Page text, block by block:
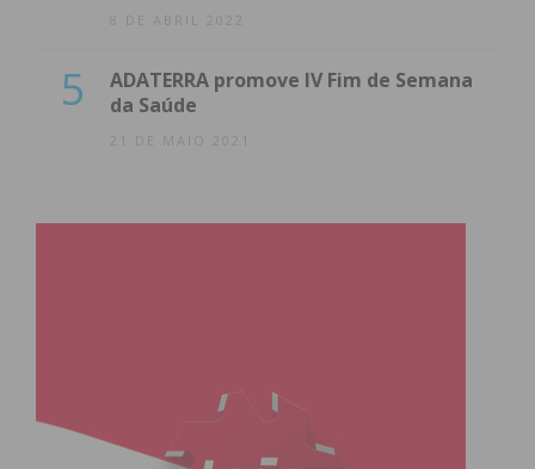
8 DE ABRIL 2022
5
ADATERRA promove IV Fim de Semana
da Saúde
21 DE MAIO 2021